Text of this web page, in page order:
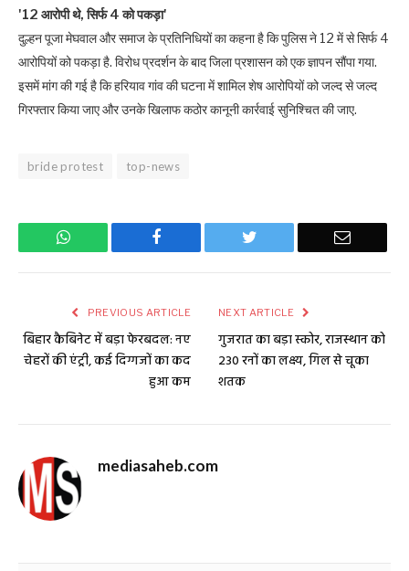
'12 आरोपी थे, सिर्फ 4 को पकड़ा'
दुल्हन पूजा मेघवाल और समाज के प्रतिनिधियों का कहना है कि पुलिस ने 12 में से सिर्फ 4
आरोपियों को पकड़ा है. विरोध प्रदर्शन के बाद जिला प्रशासन को एक ज्ञापन सौंपा गया.
इसमें मांग की गई है कि हरियाव गांव की घटना में शामिल शेष आरोपियों को जल्द से जल्द
गिरफ्तार किया जाए और उनके खिलाफ कठोर कानूनी कार्रवाई सुनिश्चित की जाए.
bride protest top-news
WhatsApp Facebook Twitter Email
PREVIOUS ARTICLE
बिहार कैबिनेट में बड़ा फेरबदल: नए
चेहरों की एंट्री, कई दिग्गजों का कद
हुआ कम
NEXT ARTICLE
गुजरात का बड़ा स्कोर, राजस्थान को
230 रनों का लक्ष्य, गिल से चूका
शतक
mediasaheb.com